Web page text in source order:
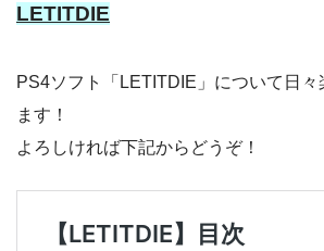
LETITDIE
PS4ソフト「LETITDIE」について日
ます！
よろしければ下記からどうぞ！